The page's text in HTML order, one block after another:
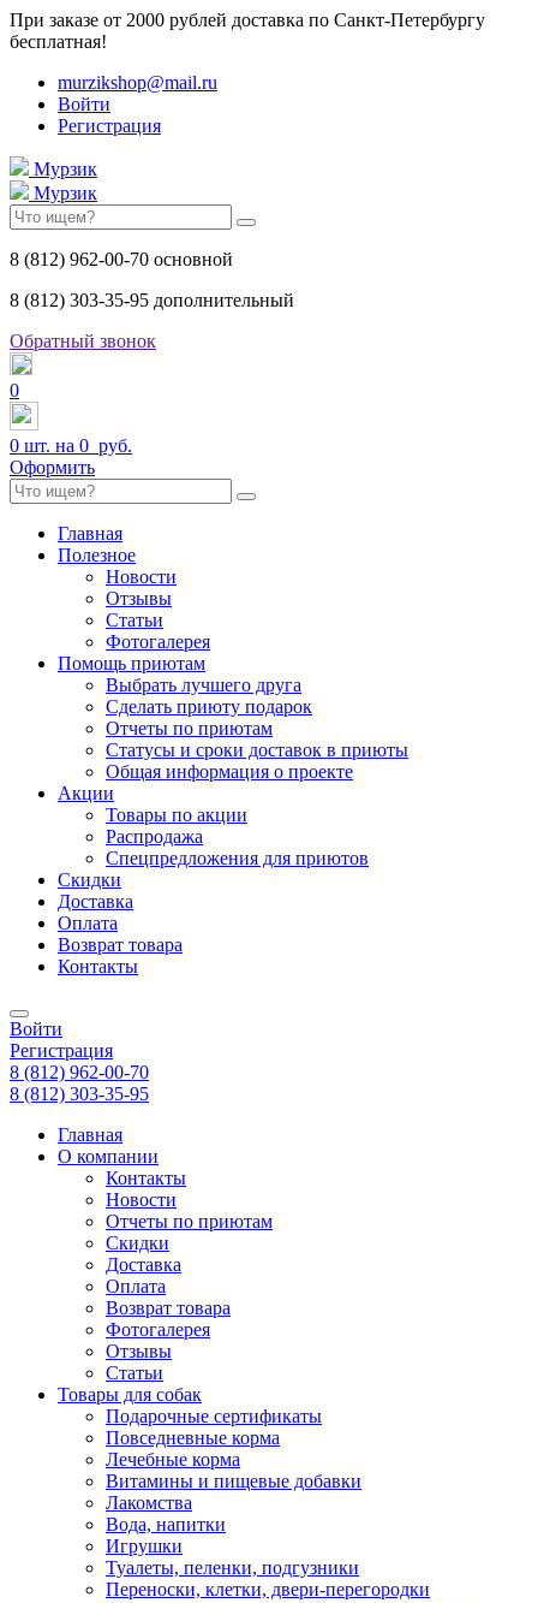
При заказе от 2000 рублей доставка по Санкт-Петербургу
бесплатная!
murzikshop@mail.ru
Войти
Регистрация
Мурзик
Мурзик
8 (812) 962-00-70 основной
8 (812) 303-35-95 дополнительный
Обратный звонок
0
0 шт. на 0 руб.
Оформить
Главная
Полезное
Новости
Отзывы
Статьи
Фотогалерея
Помощь приютам
Выбрать лучшего друга
Сделать приюту подарок
Отчеты по приютам
Статусы и сроки доставок в приюты
Общая информация о проекте
Акции
Товары по акции
Распродажа
Спецпредложения для приютов
Скидки
Доставка
Оплата
Возврат товара
Контакты
Войти
Регистрация
8 (812) 962-00-70
8 (812) 303-35-95
Главная
О компании
Контакты
Новости
Отчеты по приютам
Скидки
Доставка
Оплата
Возврат товара
Фотогалерея
Отзывы
Статьи
Товары для собак
Подарочные сертификаты
Повседневные корма
Лечебные корма
Витамины и пищевые добавки
Лакомства
Вода, напитки
Игрушки
Туалеты, пеленки, подгузники
Переноски, клетки, двери-перегородки